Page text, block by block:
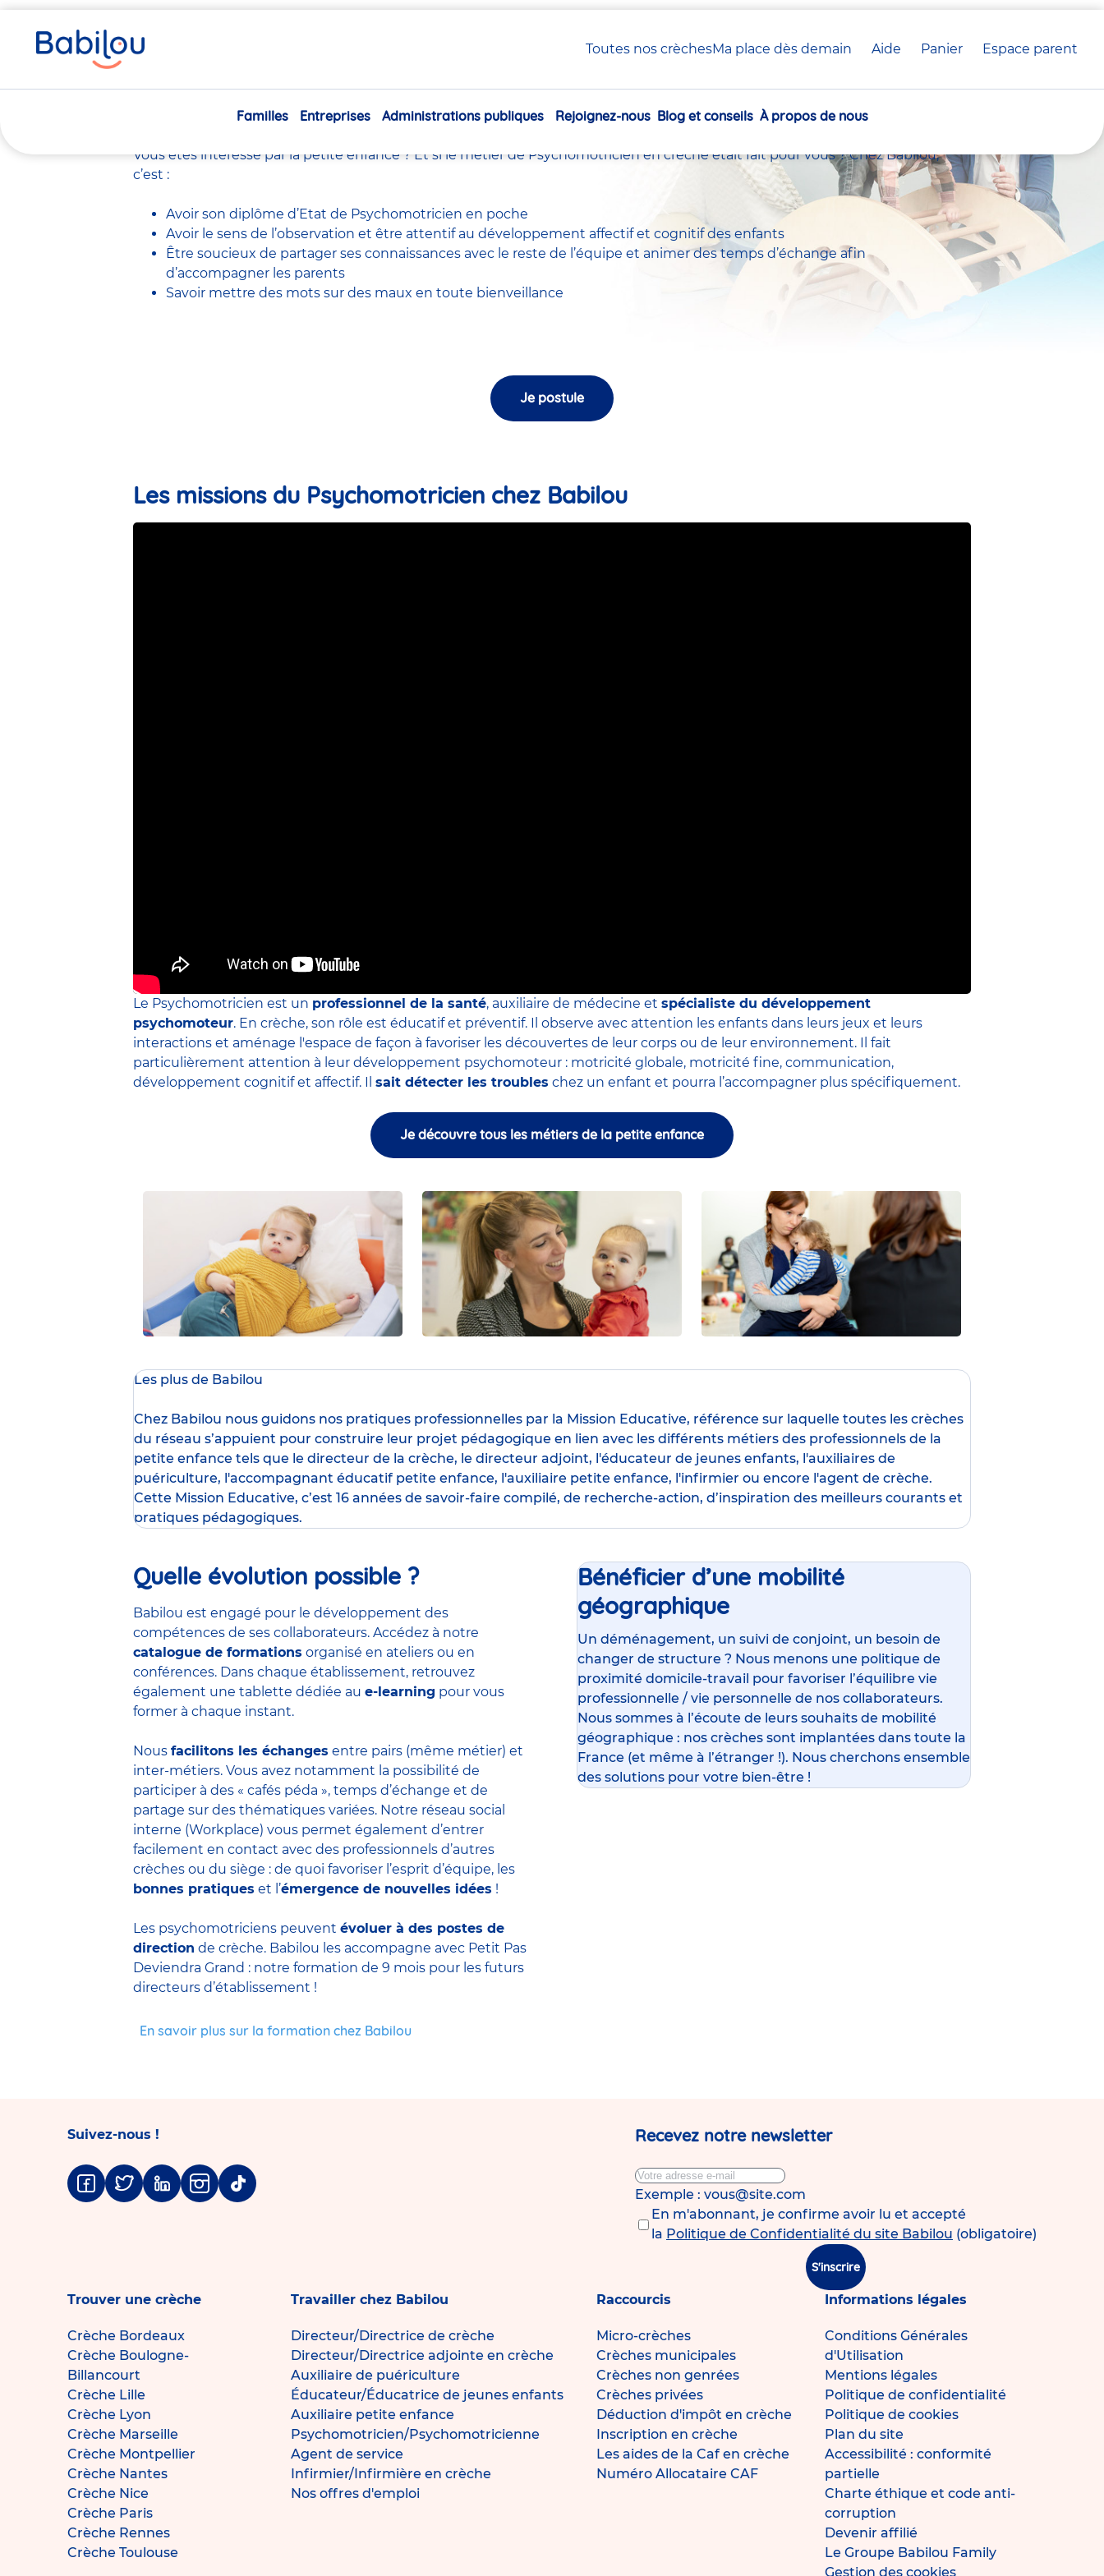
Toutes nos crèchesMa place dès demain Aide Panier crèche(s)
Espace parent
Navigation
Familles Entreprises Administrations publiques Rejoignez-nous Blog et conseils À propos de nous
êtes
ici
crèche Babilou
Vous êtes intéressé par la petite enfance ? Et si le métier de Psychomotricien en crèche était fait pour vous ? Chez Babilou,
c’est :
Avoir son diplôme d’Etat de Psychomotricien en poche
Avoir le sens de l’observation et être attentif au développement affectif et cognitif des enfants
Être soucieux de partager ses connaissances avec le reste de l’équipe et animer des temps d’échange afin
d’accompagner les parents
Savoir mettre des mots sur des maux en toute bienveillance
Je postule
Les missions du Psychomotricien chez Babilou
Le Psychomotricien est un professionnel de la santé, auxiliaire de médecine et spécialiste du développement
psychomoteur. En crèche, son rôle est éducatif et préventif. Il observe avec attention les enfants dans leurs jeux et leurs
interactions et aménage l'espace de façon à favoriser les découvertes de leur corps ou de leur environnement. Il fait
particulièrement attention à leur développement psychomoteur : motricité globale, motricité fine, communication,
développement cognitif et affectif. Il sait détecter les troubles chez un enfant et pourra l’accompagner plus spécifiquement.
Je découvre tous les métiers de la petite enfance
Les plus de Babilou
Chez Babilou nous guidons nos pratiques professionnelles par la Mission Educative, référence sur laquelle toutes les crèches
du réseau s’appuient pour construire leur projet pédagogique en lien avec les différents métiers des professionnels de la
petite enfance tels que le directeur de la crèche, le directeur adjoint, l'éducateur de jeunes enfants, l'auxiliaires de
puériculture, l'accompagnant éducatif petite enfance, l'auxiliaire petite enfance, l'infirmier ou encore l'agent de crèche.
Cette Mission Educative, c’est 16 années de savoir-faire compilé, de recherche-action, d’inspiration des meilleurs courants et
pratiques pédagogiques.
Quelle évolution possible ?
Babilou est engagé pour le développement des
compétences de ses collaborateurs. Accédez à notre
catalogue de formations organisé en ateliers ou en
conférences. Dans chaque établissement, retrouvez
également une tablette dédiée au e-learning pour vous
former à chaque instant.
Nous facilitons les échanges entre pairs (même métier) et
inter-métiers. Vous avez notamment la possibilité de
participer à des « cafés péda », temps d’échange et de
partage sur des thématiques variées. Notre réseau social
interne (Workplace) vous permet également d’entrer
facilement en contact avec des professionnels d’autres
crèches ou du siège : de quoi favoriser l’esprit d’équipe, les
bonnes pratiques et l’émergence de nouvelles idées !
Les psychomotriciens peuvent évoluer à des postes de
direction de crèche. Babilou les accompagne avec Petit Pas
Deviendra Grand : notre formation de 9 mois pour les futurs
directeurs d’établissement !
En savoir plus sur la formation chez Babilou
Bénéficier d’une mobilité
géographique
Un déménagement, un suivi de conjoint, un besoin de
changer de structure ? Nous menons une politique de
proximité domicile-travail pour favoriser l’équilibre vie
professionnelle / vie personnelle de nos collaborateurs.
Nous sommes à l’écoute de leurs souhaits de mobilité
géographique : nos crèches sont implantées dans toute la
France (et même à l’étranger !). Nous cherchons ensemble
des solutions pour votre bien-être !
Suivez-nous !
Facebook
TwitterLinkedinInstagram
Tiktok
Recevez notre newsletter
Exemple : vous@site.com
En m'abonnant, je confirme avoir lu et accepté
la Politique de Confidentialité du site Babilou (obligatoire)
S'inscrire
Trouver une crèche
Crèche Bordeaux
Crèche Boulogne-
Billancourt
Crèche Lille
Crèche Lyon
Crèche Marseille
Crèche Montpellier
Crèche Nantes
Crèche Nice
Crèche Paris
Crèche Rennes
Crèche Toulouse
Travailler chez Babilou
Directeur/Directrice de crèche
Directeur/Directrice adjointe en crèche
Auxiliaire de puériculture
Éducateur/Éducatrice de jeunes enfants
Auxiliaire petite enfance
Psychomotricien/Psychomotricienne
Agent de service
Infirmier/Infirmière en crèche
Nos offres d'emploi
Raccourcis
Micro-crèches
Crèches municipales
Crèches non genrées
Crèches privées
Déduction d'impôt en crèche
Inscription en crèche
Les aides de la Caf en crèche
Numéro Allocataire CAF
Informations légales
Conditions Générales
d'Utilisation
Mentions légales
Politique de confidentialité
Politique de cookies
Plan du site
Accessibilité : conformité
partielle
Charte éthique et code anti-
corruption
Devenir affilié
Le Groupe Babilou Family
Gestion des cookies